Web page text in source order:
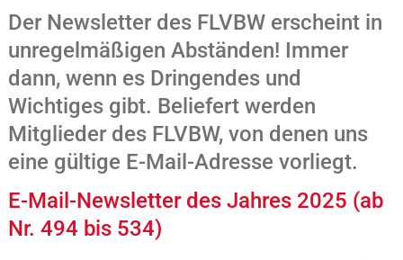
Der Newsletter des FLVBW erscheint in
unregelmäßigen Abständen! Immer
dann, wenn es Dringendes und
Wichtiges gibt. Beliefert werden
Mitglieder des FLVBW, von denen uns
eine gültige E-Mail-Adresse vorliegt.
E-Mail-Newsletter des Jahres 2025 (ab
Nr. 494 bis 534)